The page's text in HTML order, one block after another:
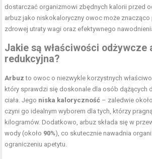
dostarczać organizmowi zbędnych kalorii przed
arbuz jako niskokaloryczny owoc może znacząco
zdrowej utraty wagi oraz efektywnego
Jakie są właściwości odżywcze
redukcyjna?
Arbuz to owoc o niezwykle korzystnych
który sprawdzi się doskonale dla osób dążących
ciała. Jego niska kaloryczność – zaledwie
czyni go idealnym wyborem dla tych, którzy
kilogramów. Dodatkowo, arbuz składa się w
wody (około 90%), co skutecznie nawadnia
ograniczeniu apetytu.